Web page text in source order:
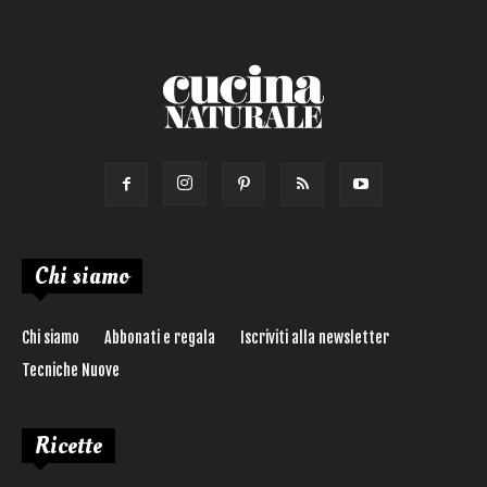
Chi siamo
Chi siamo Abbonati e regala
Iscriviti alla newsletter
Tecniche Nuove
Ricette